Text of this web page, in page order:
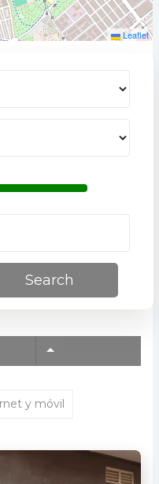
Leaflet
Search
y móvil